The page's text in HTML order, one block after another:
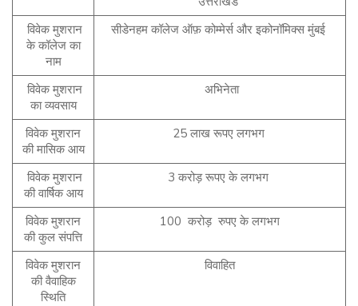
विवेक मुशरान
के कॉलेज का
नाम
सीडेनहम कॉलेज ऑफ़ कोम्मेर्स और इकोनॉमिक्स मुंबई
विवेक मुशरान
का व्यवसाय
अभिनेता
विवेक मुशरान
की मासिक आय
25 लाख रूपए लगभग
विवेक मुशरान
की वार्षिक आय
3 करोड़ रूपए के लगभग
विवेक मुशरान
की कुल संपत्ति
100 करोड़ रुपए के लगभग
विवेक मुशरान
की वैवाहिक
स्थिति
विवाहित